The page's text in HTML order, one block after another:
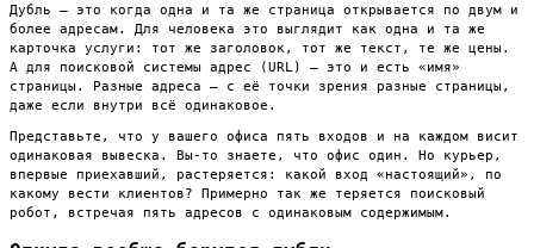
Дубль — это когда одна и та же страница открывается по двум и
более адресам. Для человека это выглядит как одна и та же
карточка услуги: тот же заголовок, тот же текст, те же цены.
А для поисковой системы адрес (URL) — это и есть «имя»
страницы. Разные адреса — с её точки зрения разные страницы,
даже если внутри всё одинаковое.
Представьте, что у вашего офиса пять входов и на каждом висит
одинаковая вывеска. Вы-то знаете, что офис один. Но курьер,
впервые приехавший, растеряется: какой вход «настоящий», по
какому вести клиентов? Примерно так же теряется поисковый
робот, встречая пять адресов с одинаковым содержимым.